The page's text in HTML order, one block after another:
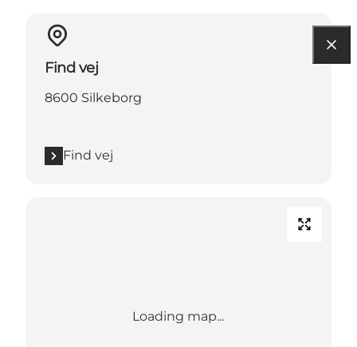
Find vej
8600 Silkeborg
Find vej
Loading map...